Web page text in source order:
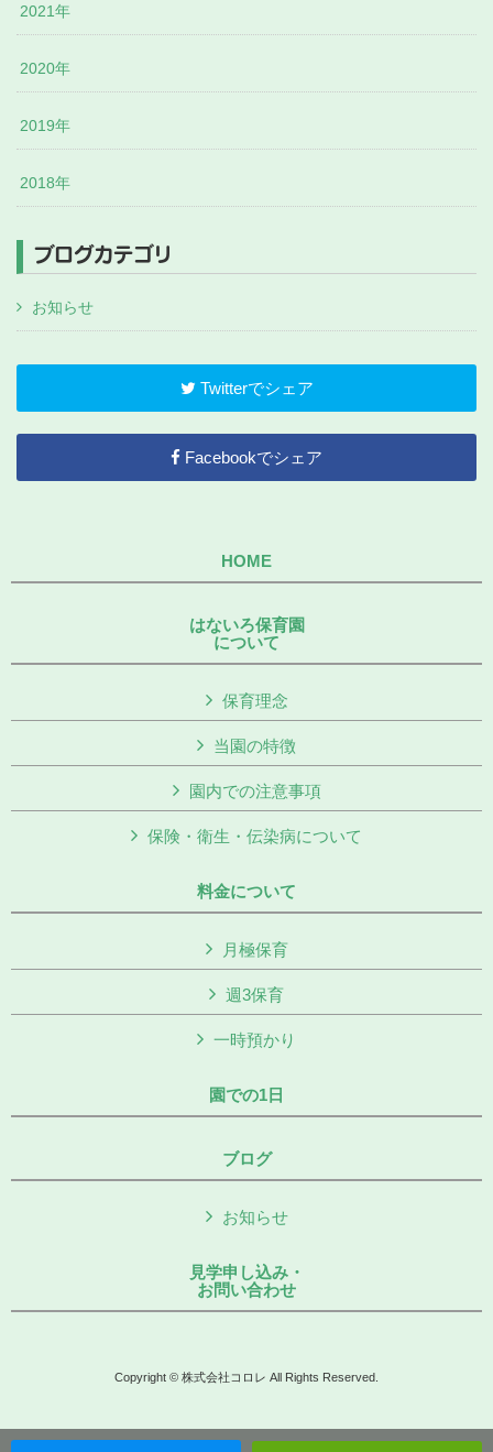
2021年
2020年
2019年
2018年
ブログカテゴリ
お知らせ
Twitterでシェア
Facebookでシェア
HOME
はないろ保育園
について
保育理念
当園の特徴
園内での注意事項
保険・衛生・伝染病について
料金について
月極保育
週3保育
一時預かり
園での1日
ブログ
お知らせ
見学申し込み・
お問い合わせ
Copyright © 株式会社コロレ All Rights Reserved.